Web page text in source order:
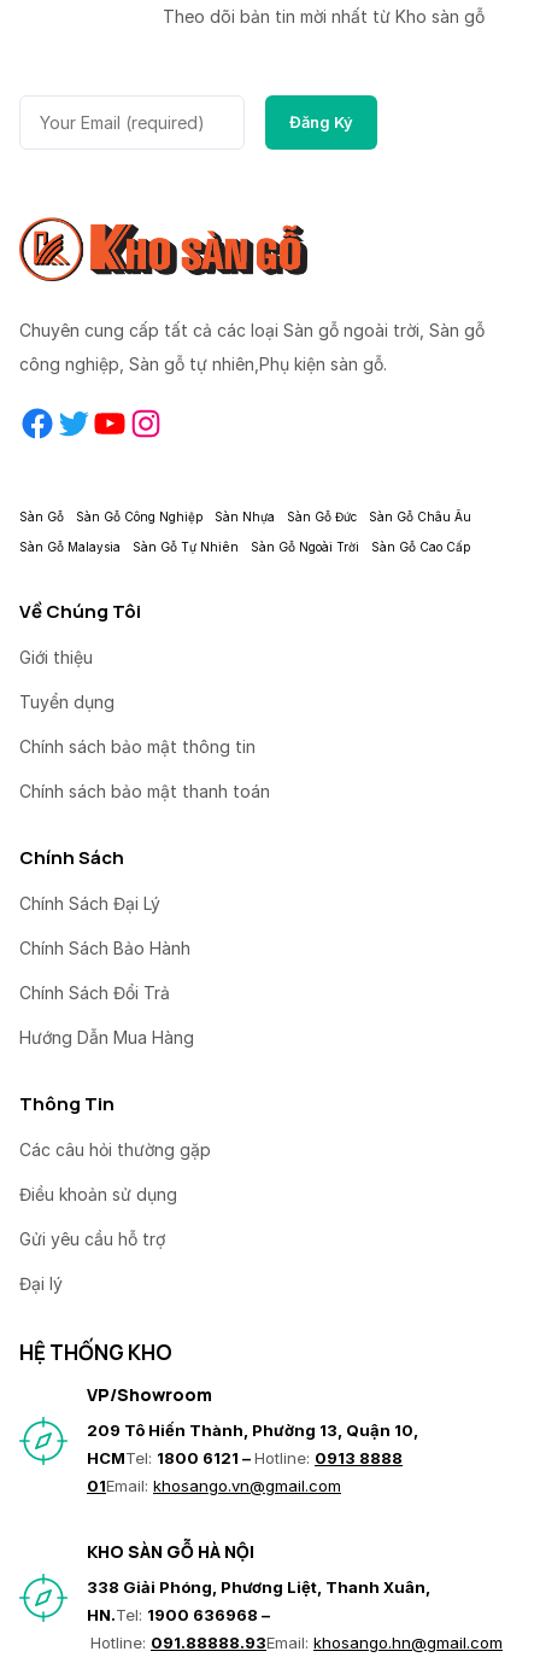
Theo dõi bản tin mời nhất từ Kho sàn gỗ
Chuyên cung cấp tất cả các loại Sàn gỗ ngoài trời, Sàn gỗ
công nghiệp, Sàn gỗ tự nhiên,Phụ kiện sàn gỗ.
Facebook Twitter YouTube Instagram
Sàn Gỗ Sàn Gỗ Công Nghiệp Sàn Nhựa Sàn Gỗ Đức Sàn Gỗ Châu Âu
Sàn Gỗ Malaysia Sàn Gỗ Tự Nhiên Sàn Gỗ Ngoài Trời Sàn Gỗ Cao Cấp
Về Chúng Tôi
Giới thiệu
Tuyển dụng
Chính sách bảo mật thông tin
Chính sách bảo mật thanh toán
Chính Sách
Chính Sách Đại Lý
Chính Sách Bảo Hành
Chính Sách Đổi Trả
Hướng Dẫn Mua Hàng
Thông Tin
Các câu hỏi thường gặp
Điều khoản sử dụng
Gửi yêu cầu hỗ trợ
Đại lý
HỆ THỐNG KHO
VP/Showroom
209 Tô Hiến Thành, Phường 13, Quận 10,
HCMTel: 1800 6121 –Hotline: 0913 8888
01Email: khosango.vn@gmail.com
KHO SÀN GỖ HÀ NỘI
338 Giải Phóng, Phương Liệt, Thanh Xuân,
HN.Tel: 1900 636968 –
Hotline: 091.88888.93Email: khosango.hn@gmail.com